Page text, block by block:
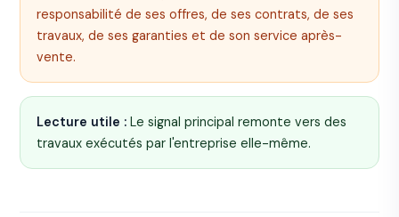
responsabilité de ses offres, de ses contrats, de ses
travaux, de ses garanties et de son service après-
vente.
Lecture utile : Le signal principal remonte vers des
travaux exécutés par l'entreprise elle-même.